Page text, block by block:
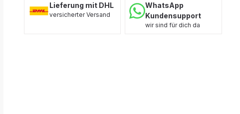
Lieferung mit DHL
versicherter Versand
WhatsApp
Kundensupport
wir sind für dich da